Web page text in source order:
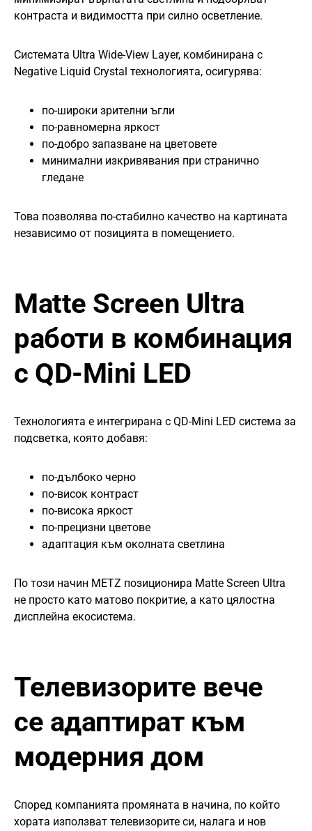
контраста и видимостта при силно осветление.
Системата Ultra Wide-View Layer, комбинирана с
Negative Liquid Crystal технологията, осигурява:
по-широки зрителни ъгли
по-равномерна яркост
по-добро запазване на цветовете
минимални изкривявания при странично
гледане
Това позволява по-стабилно качество на картината
независимо от позицията в помещението.
Matte Screen Ultra
работи в комбинация
с QD-Mini LED
Технологията е интегрирана с QD-Mini LED система за
подсветка, която добавя:
по-дълбоко черно
по-висок контраст
по-висока яркост
по-прецизни цветове
адаптация към околната светлина
По този начин METZ позиционира Matte Screen Ultra
не просто като матово покритие, а като цялостна
дисплейна екосистема.
Телевизорите вече
се адаптират към
модерния дом
Според компанията промяната в начина, по който
хората използват телевизорите си, налага и нов